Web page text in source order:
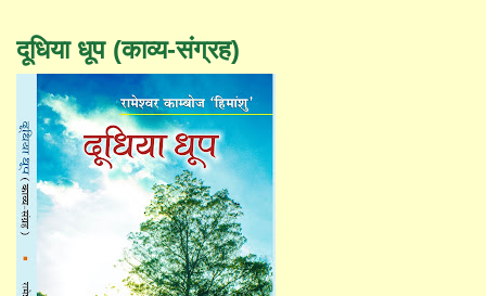
दूधिया धूप (काव्य-संग्रह)